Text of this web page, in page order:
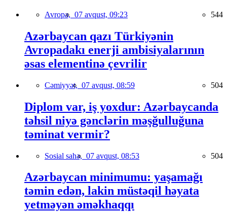
Avropa, 07 avqust, 09:23 544
Azərbaycan qazı Türkiyənin
Avropadakı enerji ambisiyalarının
əsas elementinə çevrilir
Cəmiyyət, 07 avqust, 08:59 504
Diplom var, iş yoxdur: Azərbaycanda
təhsil niyə gənclərin məşğulluğuna
təminat vermir?
Sosial sahə, 07 avqust, 08:53 504
Azərbaycan minimumu: yaşamağı
təmin edən, lakin müstəqil həyata
yetməyən əməkhaqqı